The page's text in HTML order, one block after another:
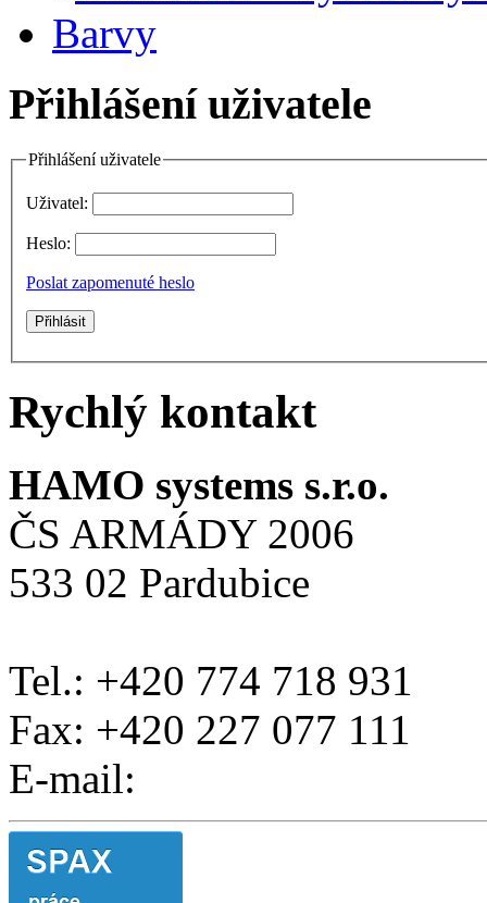
Barvy
Přihlášení uživatele
Přihlášení uživatele
Uživatel:
Heslo:
Poslat zapomenuté heslo
Rychlý kontakt
HAMO systems s.r.o.
ČS ARMÁDY 2006
533 02 Pardubice
Tel.: +420 774 718 931
Fax: +420 227 077 111
E-mail: